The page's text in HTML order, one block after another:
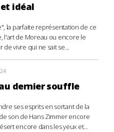
idéal
la parfaite représentation de ce
l'art de Moreau ou encore le
vivre qui ne sait se...
dernier souffle
ses esprits en sortant de la
son de Hans Zimmer encore
encore dans les yeux et...